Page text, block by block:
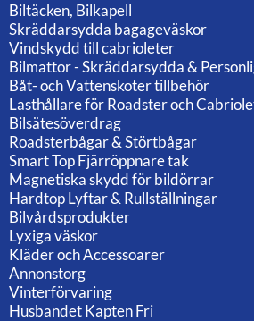
Biltäcken, Bilkapell
Skräddarsydda bagageväskor
Vindskydd till cabrioleter
Bilmattor - Skräddarsydda &
Båt- och Vattenskoter tillbehör
Lasthållare för Roadster och
Bilsätesöverdrag
Roadsterbågar & Störtbågar
Smart Top Fjärröppnare tak
Magnetiska skydd för bildörrar
Hardtop Lyftar & Rullställningar
Bilvårdsprodukter
Lyxiga väskor
Kläder och Accessoarer
Annonstorg
Vinterförvaring
Husbandet Kapten Fri